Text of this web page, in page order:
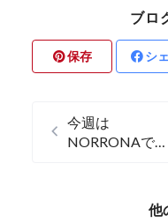
ブロ
保存 シ
今週は
NORRONAで
他